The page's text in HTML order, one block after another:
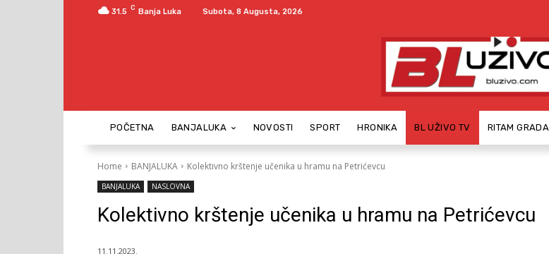
31.5 C Banja Luka Subota, 8 Augusta, 2026
POČETNA BANJALUKA NOVOSTI SPORT HRONIKA BL UŽIVO TV RITAM GRADA
Home BANJALUKA Kolektivno krštenje učenika u hramu na Petrićevcu
BANJALUKA NASLOVNA
Kolektivno krštenje učenika u hramu na Petrićevcu
11.11.2023.